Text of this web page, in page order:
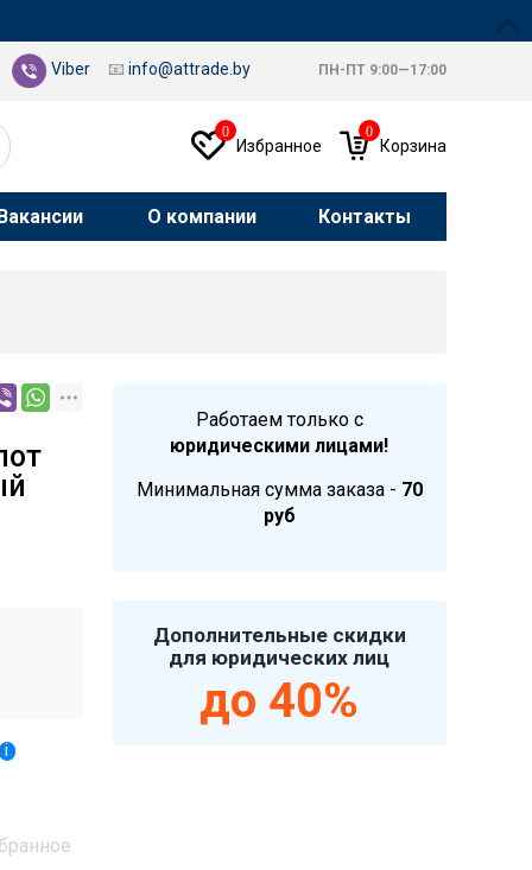
Viber 📧 info@attrade.by ПН-ПТ 9:00—17:00
0
Избранное
0
Корзина
О компании Контакты
i
Работаем только с
юридическими лицами!
Минимальная сумма заказа - 70
руб
Дополнительные скидки
для юридических лиц
до 40%